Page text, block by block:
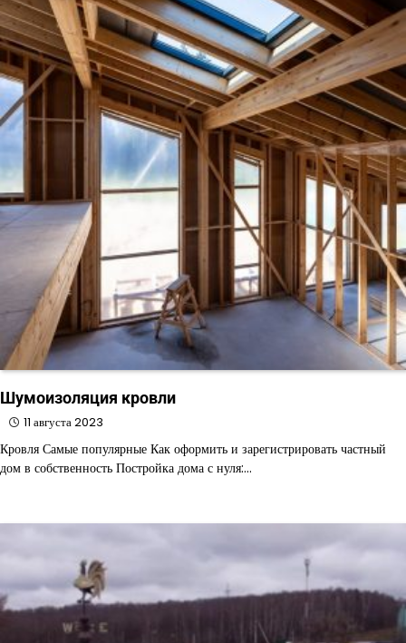
Шумоизоляция кровли
11 августа 2023
Кровля Самые популярные Как оформить и зарегистрировать частный
дом в собственность Постройка дома с нуля:…